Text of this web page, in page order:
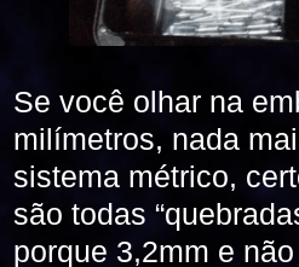
Se você olhar na
milímetros, nada
sistema métrico,
são todas
porque 3,2mm e